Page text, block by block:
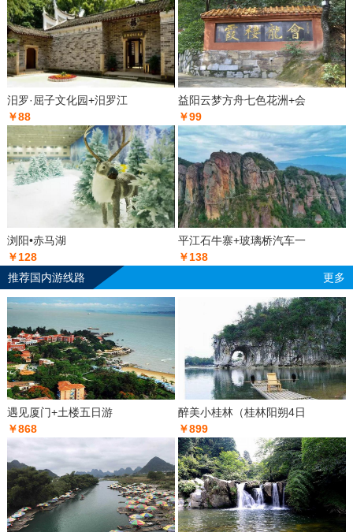
汨罗·屈子文化园+汨罗江
￥88
益阳云梦方舟七色花洲+会
￥99
浏阳•赤马湖
￥128
平江石牛寨+玻璃桥汽车一
￥138
推荐国内游线路
更多
遇见厦门+土楼五日游
￥868
醉美小桂林（桂林阳朔4日
￥899